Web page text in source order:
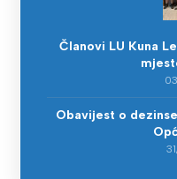
Članovi LU Kuna
Obavijest o